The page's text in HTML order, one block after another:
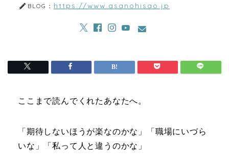
BLOG： https://www.asanohisao.jp
ここまで読んでくれたあなたへ。
「期待しないほうが楽なのかな」「職場にいづら
いな」「私って人と違うのかな」